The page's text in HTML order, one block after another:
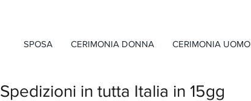
SPOSA CERIMONIA DONNA CERIMONIA UOMO
Spedizioni in tutta Italia in 15gg